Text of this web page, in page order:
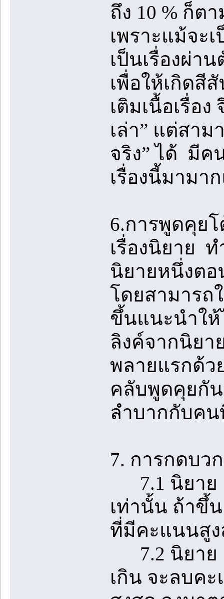
ถึง 10 % ก็ต
เพราะแม้จะ
เป็นเรื่องผ่า
เพื่อให้เกิดสี
เติมเนื้อเรื่อ
เล่า” แต่สาม
จริง” ได้ มีค
เรื่องนี้มามา
6.การพูดคุย
เรื่องนิยาย
นิยายหนึ่งตอ
โดยสามารถ
ขึ้นแนะนำให้
ลิงค์จากนิย
พลายแรกด้ว
คลับพูดคุยกัน
ลำบากกับค
7. การกดบว
7.1 นิยาย
เท่านั้น ถ้าขึ้
ที่มีคะแนนสู
7.2 นิยาย 1
เกิน จะลบค